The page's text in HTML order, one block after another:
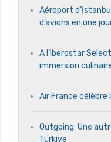
Aéroport
d’avions en une
A l’Iberostar
immersion
Air France célèbre
Outgoing: Une
Türkiye